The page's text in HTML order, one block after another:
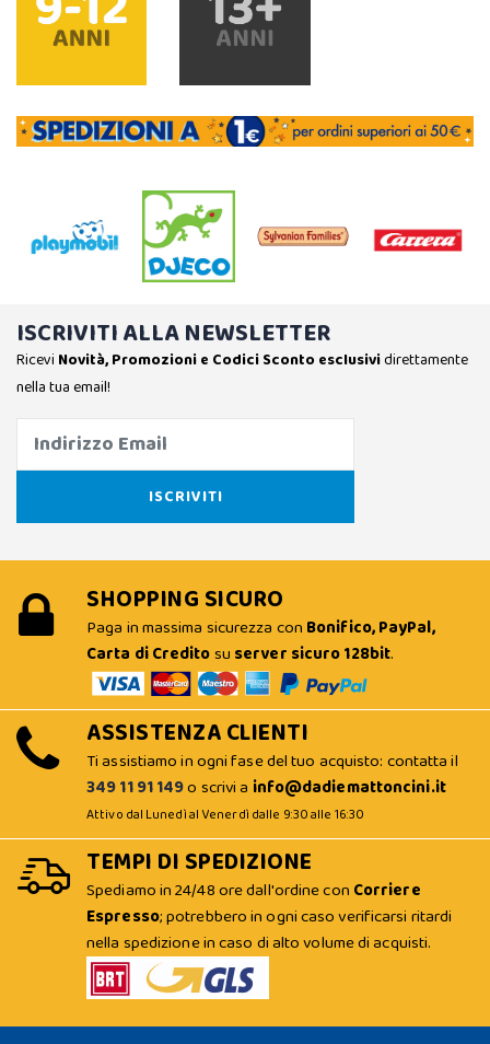
ISCRIVITI ALLA NEWSLETTER
Ricevi Novità, Promozioni e Codici Sconto esclusividirettamente
nella tua email!
SHOPPING SICURO
Paga in massima sicurezza con Bonifico, PayPal,
Carta di Creditosu server sicuro 128bit.
ASSISTENZA CLIENTI
Ti assistiamo in ogni fase del tuo acquisto: contatta il
349 11 91 149o scrivi a info@dadiemattoncini.it
Attivo dal Lunedì al Venerdì dalle 9:30 alle 16:30
TEMPI DI SPEDIZIONE
Spediamo in 24/48 ore dall'ordine con Corriere
Espresso; potrebbero in ogni caso verificarsi ritardi
nella spedizione in caso di alto volume di acquisti.